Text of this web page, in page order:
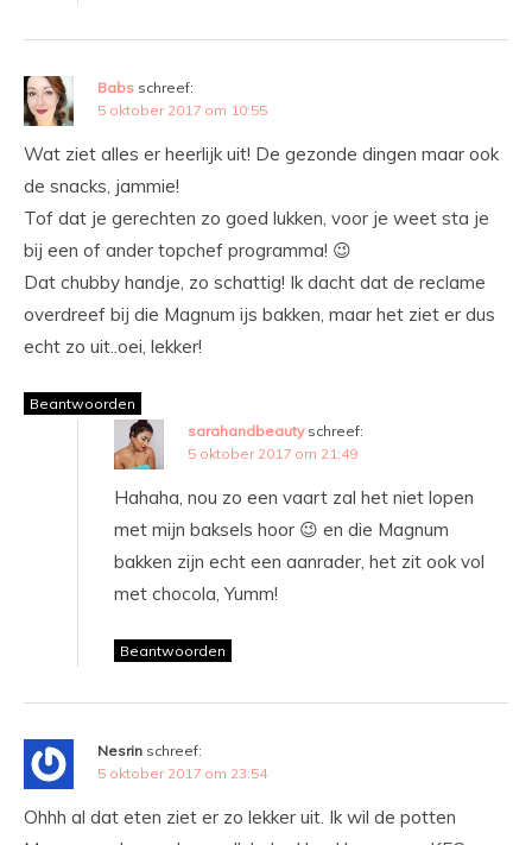
Babs schreef:
5 oktober 2017 om 10:55
Wat ziet alles er heerlijk uit! De gezonde dingen maar ook
de snacks, jammie!
Tof dat je gerechten zo goed lukken, voor je weet sta je
bij een of ander topchef programma! 😉
Dat chubby handje, zo schattig! Ik dacht dat de reclame
overdreef bij die Magnum ijs bakken, maar het ziet er dus
echt zo uit..oei, lekker!
Beantwoorden
sarahandbeauty schreef:
5 oktober 2017 om 21:49
Hahaha, nou zo een vaart zal het niet lopen
met mijn baksels hoor 😉 en die Magnum
bakken zijn echt een aanrader, het zit ook vol
met chocola, Yumm!
Beantwoorden
Nesrin schreef:
5 oktober 2017 om 23:54
Ohhh al dat eten ziet er zo lekker uit. Ik wil de potten